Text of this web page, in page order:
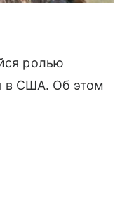
ролью
в США. Об этом